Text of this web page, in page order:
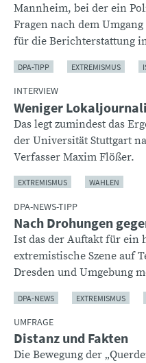
Mannheim, bei der ein
Fragen nach dem
für die Berichterstattung
DPA-TIPP EXTREMISMUS
INTERVIEW
Weniger
Das legt zumindest das
der Universität Stuttgart
Verfasser Maxim Flößer.
EXTREMISMUS WAHLEN
DPA-NEWS-TIPP
Nach Drohungen
Ist das der Auftakt für ein
extremistische Szene auf
Dresden und Umgebung
DPA-NEWS EXTREMISMUS
UMFRAGE
Distanz und Fakten
Die Bewegung der